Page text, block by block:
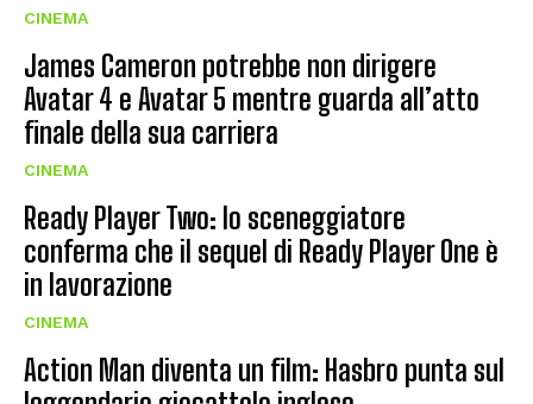
CINEMA
James Cameron potrebbe non dirigere
Avatar 4 e Avatar 5 mentre guarda all’atto
finale della sua carriera
CINEMA
Ready Player Two: lo sceneggiatore
conferma che il sequel di Ready Player One è
in lavorazione
CINEMA
Action Man diventa un film: Hasbro punta sul